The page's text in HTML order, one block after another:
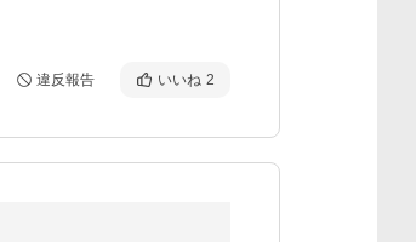
違反報告 いいね 2